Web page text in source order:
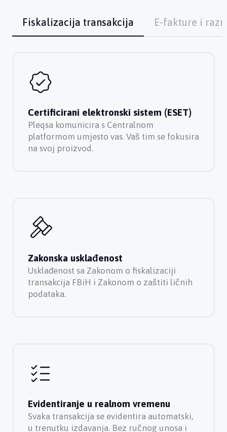
Fiskalizacija transakcija E-fakture i
Certificirani elektronski sistem (ESET)
Pleqsa komunicira s Centralnom
platformom umjesto vas. Vaš tim se fokusira
na svoj proizvod.
Zakonska usklađenost
Usklađenost sa Zakonom o fiskalizaciji
transakcija FBiH i Zakonom o zaštiti ličnih
podataka.
Evidentiranje u realnom vremenu
Svaka transakcija se evidentira automatski,
u trenutku izdavanja. Bez ručnog unosa i